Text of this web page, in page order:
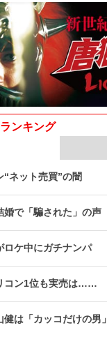
ンキング
“ネット売買”の闇
婚で「騙された」の声
ロケ中にガチナンパ
コン1位も実売は……
は「カッコだけの男」